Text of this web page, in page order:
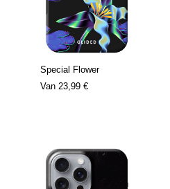
Special Flower
Van 23,99 €